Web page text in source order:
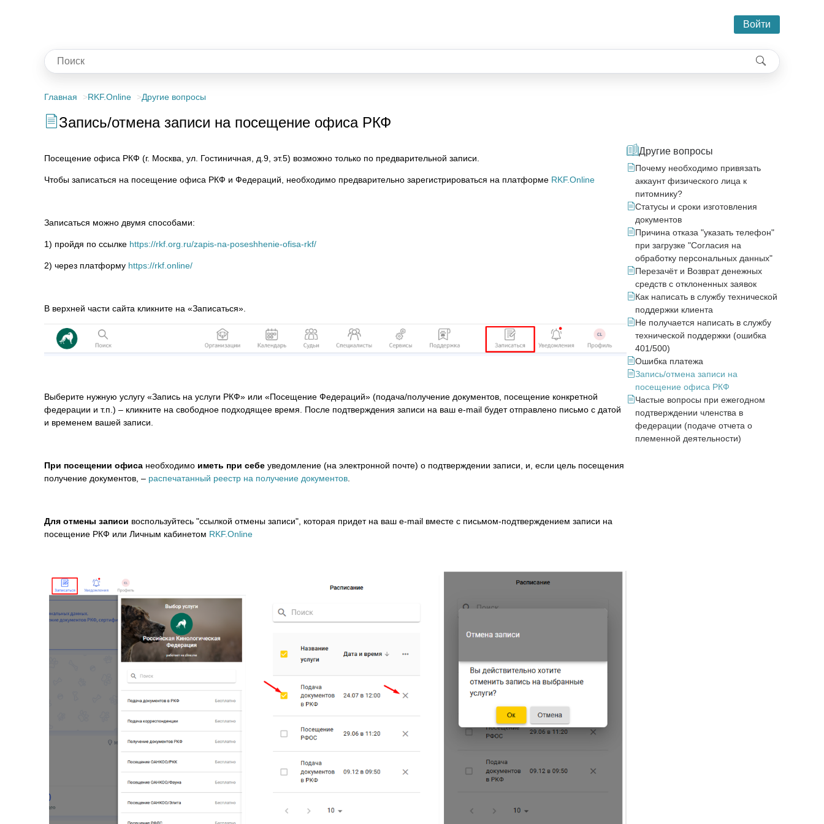
Войти
Главная RKF.Online Другие вопросы
Запись/отмена записи на посещение офиса РКФ
Посещение офиса РКФ (г. Москва, ул. Гостиничная, д.9, эт.5) возможно только по предварительной записи.
Чтобы записаться на посещение офиса РКФ и Федераций, необходимо предварительно зарегистрироваться на платформе RKF.Online
Записаться можно двумя способами:
1) пройдя по ссылке https://rkf.org.ru/zapis-na-poseshhenie-ofisa-rkf/
2) через платформу https://rkf.online/
В верхней части сайта кликните на «Записаться».
Выберите нужную услугу «Запись на услуги РКФ» или «Посещение Федераций» (подача/получение документов, посещение конкретной
федерации и т.п.) – кликните на свободное подходящее время. После подтверждения записи на ваш e-mail будет отправлено письмо с датой
и временем вашей записи.
При посещении офиса необходимо иметь при себе уведомление (на электронной почте) о подтверждении записи, и, если цель посещения
получение документов, – распечатанный реестр на получение документов
Для отмены записи воспользуйтесь "ссылкой отмены записи", которая придет на ваш e-mail вместе с письмом-подтверждением записи на
посещение РКФ или Личным кабинетом RKF.Online
Другие вопросы
Почему необходимо привязать
аккаунт физического лица к
питомнику?
Статусы и сроки изготовления
документов
Причина отказа "указать телефон"
при загрузке "Согласия на
обработку персональных данных"
Перезачёт и Возврат денежных
средств с отклоненных заявок
Как написать в службу технической
поддержки клиента
Не получается написать в службу
технической поддержки (ошибка
401/500)
Ошибка платежа
Запись/отмена записи на
посещение офиса РКФ
Частые вопросы при ежегодном
подтверждении членства в
федерации (подаче отчета о
племенной деятельности)